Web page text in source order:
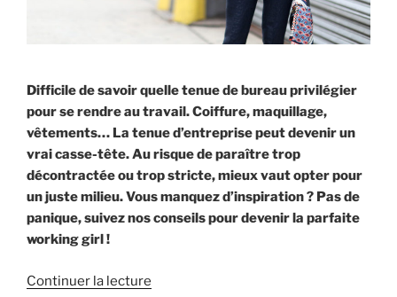
Difficile de savoir quelle tenue de bureau privilégier
pour se rendre au travail. Coiffure, maquillage,
vêtements… La tenue d’entreprise peut devenir un
vrai casse-tête. Au risque de paraître trop
décontractée ou trop stricte, mieux vaut opter pour
un juste milieu. Vous manquez d’inspiration ? Pas de
panique, suivez nos conseils pour devenir la parfaite
working girl !
Continuer la lecture